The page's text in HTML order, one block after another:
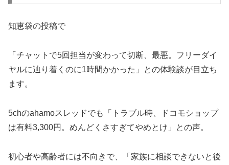
知恵袋の投稿で
「チャットで5回担当が変わって切断、最悪。フリーダイ
ヤルに辿り着くのに1時間かかった」との体験談が目立ち
ます。
5chのahamoスレッドでも「トラブル時、ドコモショップ
は有料3,300円。めんどくさすぎてやめとけ」との声。
初心者や高齢者には不向きで、「家族に相談できないと後